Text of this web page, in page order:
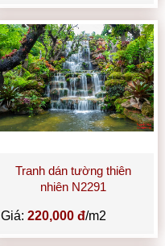
Tranh dán tường thiên
nhiên N2291
Giá: 220,000 đ/m2